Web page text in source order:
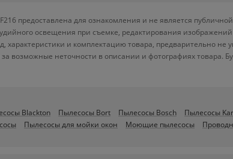
предоставлена для ознакомления и не является
освещения при съемке, редактирования
характеристики и комплектацию товара, предварительно
возможные неточности в описании и фотографиях
Blackton Пылесосы Bort Пылесосы Bosch Пылесосы
Пылесосы для мойки окон Моющие пылесосы